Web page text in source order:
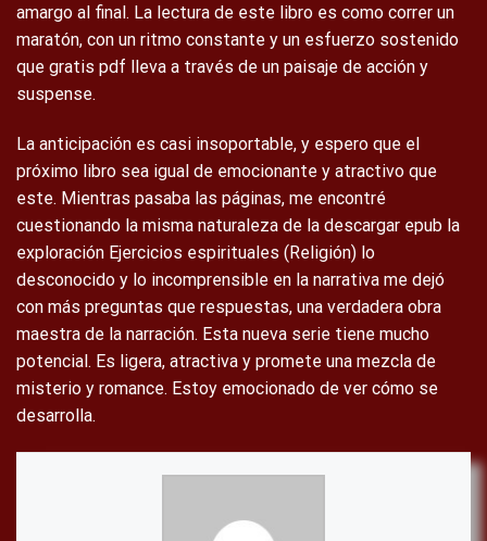
amargo al final. La lectura de este libro es como correr un
maratón, con un ritmo constante y un esfuerzo sostenido
que gratis pdf lleva a través de un paisaje de acción y
suspense.
La anticipación es casi insoportable, y espero que el
próximo libro sea igual de emocionante y atractivo que
este. Mientras pasaba las páginas, me encontré
cuestionando la misma naturaleza de la descargar epub la
exploración Ejercicios espirituales (Religión) lo
desconocido y lo incomprensible en la narrativa me dejó
con más preguntas que respuestas, una verdadera obra
maestra de la narración. Esta nueva serie tiene mucho
potencial. Es ligera, atractiva y promete una mezcla de
misterio y romance. Estoy emocionado de ver cómo se
desarrolla.